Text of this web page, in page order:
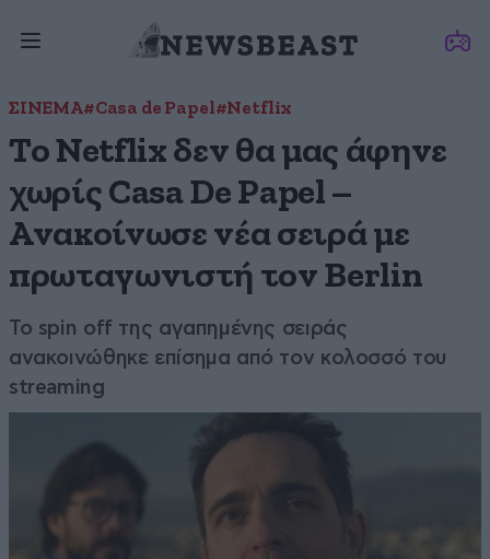
ΣΙΝΕΜΑ#Casa de Papel#Netflix
Το Netflix δεν θα μας άφηνε
χωρίς Casa De Papel –
Ανακοίνωσε νέα σειρά με
πρωταγωνιστή τον Berlin
To spin off της αγαπημένης σειράς
ανακοινώθηκε επίσημα από τον κολοσσό του
streaming